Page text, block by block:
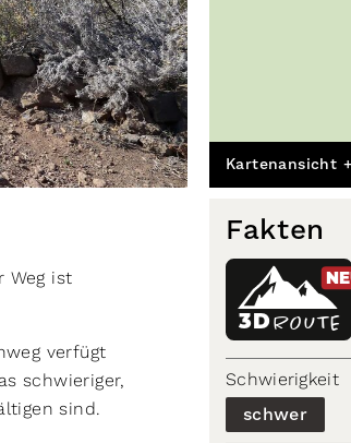
Kartenansicht
Weg ist
verfügt
schwieriger,
sind.
Fakten
ROUTE
3D
Schwierigkeit
schwer